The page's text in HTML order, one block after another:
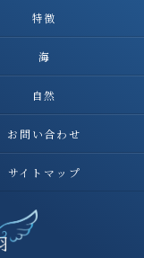
特徴
海
自然
お問い合わせ
サイトマップ